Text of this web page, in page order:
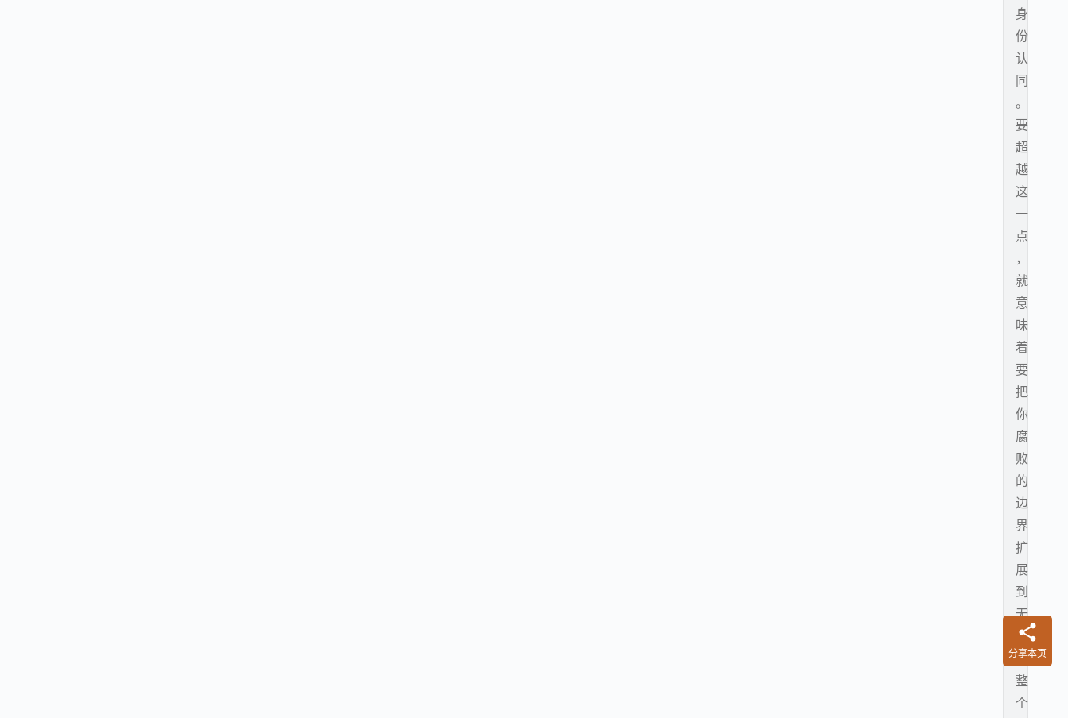
身
份
认
同
。
要
超
越
这
一
点
，
就
意
味
着
要
把
你
腐
败
的
边
界
扩
展
到
无
限
或
整
个
分享本页